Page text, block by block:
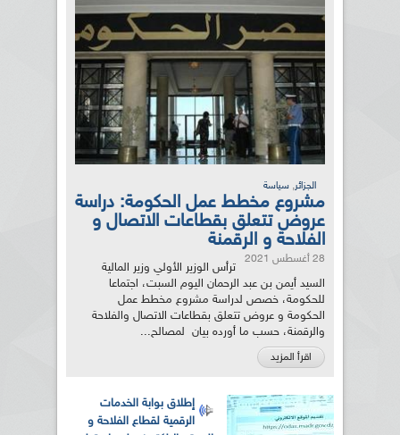
الجزائر, سياسة
مشروع مخطط عمل الحكومة: دراسة
عروض تتعلق بقطاعات الاتصال و
الفلاحة و الرقمنة
28 أغسطس 2021
ترأس الوزير الأولي وزير المالية
السيد أيمن بن عبد الرحمان اليوم السبت، اجتماعا
للحكومة، خصص لدراسة مشروع مخطط عمل
الحكومة و عروض تتعلق بقطاعات الاتصال والفلاحة
والرقمنة، حسب ما أورده بيان لمصالح...
اقرأ المزيد
إطلاق بوابة الخدمات
الرقمية لقطاع الفلاحة و